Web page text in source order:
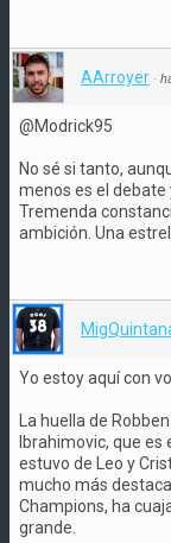
AArroyer ·
@Modrick95
No sé si tanto,
menos es el debate
Tremenda
ambición. Una
Yo estoy aquí con
La huella de
Ibrahimovic, que
estuvo de Leo y
mucho más
Champions, ha
grande.